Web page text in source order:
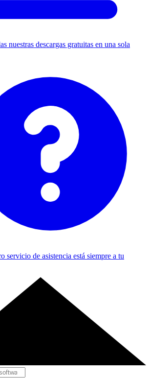
nuestras descargas gratuitas en una sola
servicio de asistencia está siempre a tu